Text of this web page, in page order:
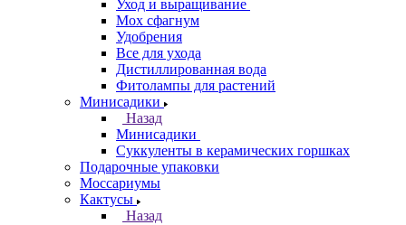
Уход и выращивание
Мох сфагнум
Удобрения
Все для ухода
Дистиллированная вода
Фитолампы для растений
Минисадики
Назад
Минисадики
Суккуленты в керамических горшках
Подарочные упаковки
Моссариумы
Кактусы
Назад